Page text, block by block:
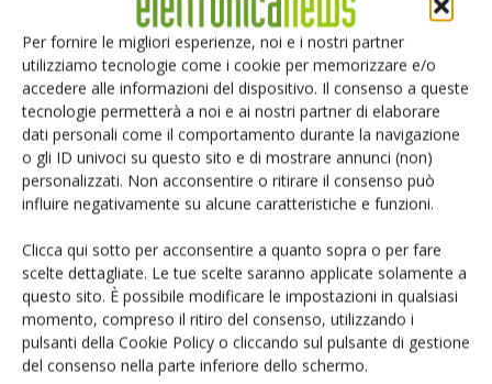
Per fornire le migliori esperienze, noi e i nostri partner
utilizziamo tecnologie come i cookie per memorizzare e/o
accedere alle informazioni del dispositivo. Il consenso a queste
tecnologie permetterà a noi e ai nostri partner di elaborare
dati personali come il comportamento durante la navigazione
o gli ID univoci su questo sito e di mostrare annunci (non)
personalizzati. Non acconsentire o ritirare il consenso può
influire negativamente su alcune caratteristiche e funzioni.
Clicca qui sotto per acconsentire a quanto sopra o per fare
scelte dettagliate. Le tue scelte saranno applicate solamente a
questo sito. È possibile modificare le impostazioni in qualsiasi
momento, compreso il ritiro del consenso, utilizzando i
pulsanti della Cookie Policy o cliccando sul pulsante di gestione
del consenso nella parte inferiore dello schermo.
Il thermal energy harvesting si basa sulla conversione di
gradienti di temperatura (anche molto piccoli) in differenze
di potenziale elettrico. La relazione tra energia termica e
corrente elettrica è una proprietà fisica tipica dei materiali
che si manifesta come resistenza al passaggio della
corrente elettrica noto come riscaldamento resistivo (Joule
heating). Il Joule heating è proporzionale al quadrato della
corrente e alla resistenza del materiale attraversato dalla
corrente.
Al fine di ottenere energia elettrica dal calore cioè
l’applicazione della scoperta di Seebeck (1821) che due
conduttori elettrici diversi e uniti tra loro formano una
termocoppia, cioè un dispositivo che sviluppa una forza